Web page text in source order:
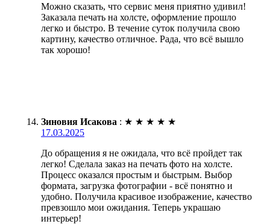
Можно сказать, что сервис меня приятно удивил!
Заказала печать на холсте, оформление прошло
легко и быстро. В течение суток получила свою
картину, качество отличное. Рада, что всё вышло
так хорошо!
Зиновия Исакова : ★ ★ ★ ★ ★
17.03.2025
До обращения я не ожидала, что всё пройдет так
легко! Сделала заказ на печать фото на холсте.
Процесс оказался простым и быстрым. Выбор
формата, загрузка фотографии - всё понятно и
удобно. Получила красивое изображение, качество
превзошло мои ожидания. Теперь украшаю
интерьер!